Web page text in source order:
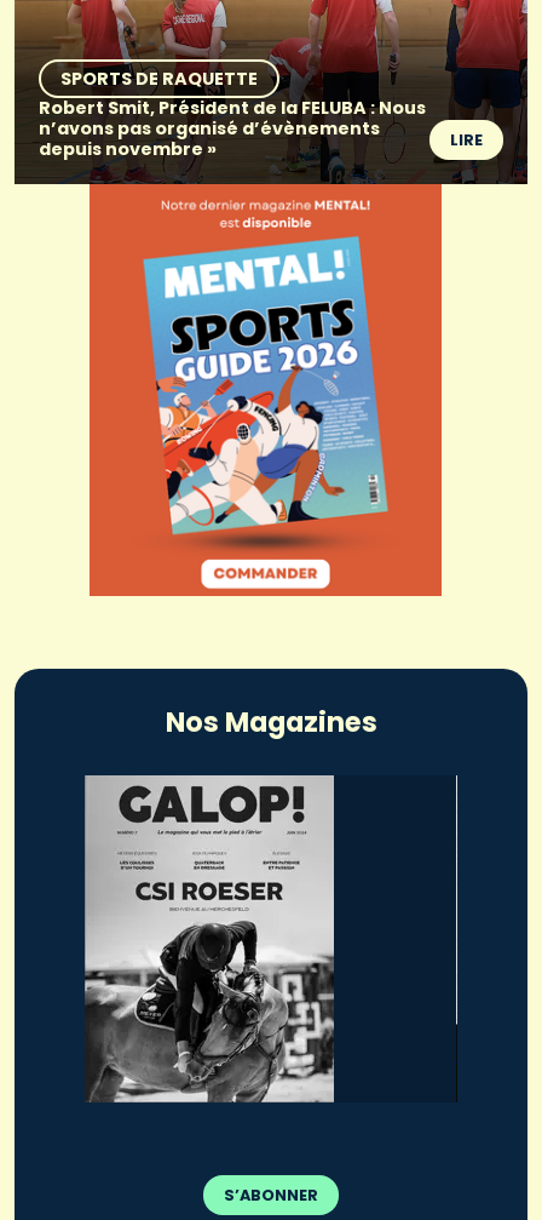
SPORTS DE RAQUETTE
Robert Smit, Président de la FELUBA : Nous
n’avons pas organisé d’évènements
depuis novembre »
LIRE
Nos Magazines
S’ABONNER